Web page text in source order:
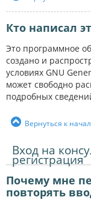
Кто написал
Это программное
создано и
условиях GNU
может свободно
подробных
Вернуться к
Вход на
регистрация
Почему мне
повторять